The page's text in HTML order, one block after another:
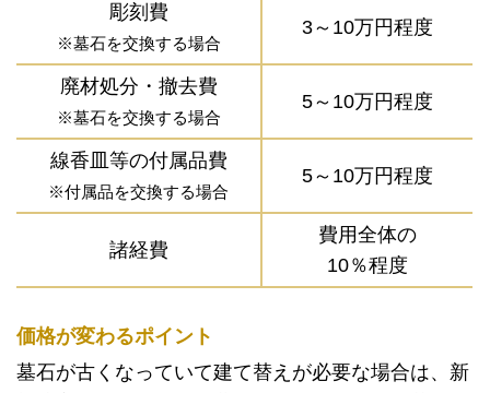
彫刻費
※墓石を交換する場合
3～10万円程度
廃材処分・撤去費
※墓石を交換する場合
5～10万円程度
線香皿等の付属品費
※付属品を交換する場合
5～10万円程度
諸経費
費用全体の
10％程度
価格が変わるポイント
墓石が古くなっていて建て替えが必要な場合は、新